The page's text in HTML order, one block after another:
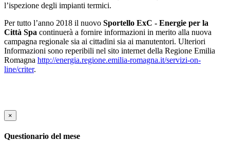
l’ispezione degli impianti termici.
Per tutto l’anno 2018 il nuovo Sportello ExC - Energie per la
Città Spa continuerà a fornire informazioni in merito alla nuova
campagna regionale sia ai cittadini sia ai manutentori. Ulteriori
Informazioni sono reperibili nel sito internet della Regione Emilia
Romagna http://energia.regione.emilia-romagna.it/servizi-on-
line/criter.
×
Questionario del mese